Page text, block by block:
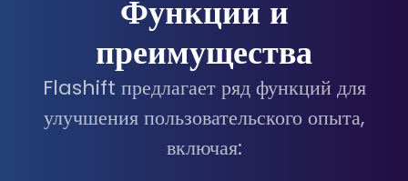
Функции и
преимущества
Flashift предлагает ряд функций для
улучшения пользовательского опыта,
включая: